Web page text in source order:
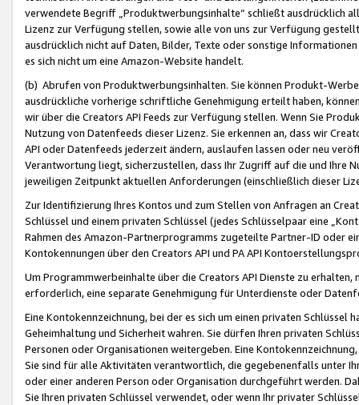
verwendete Begriff „Produktwerbungsinhalte“ schließt ausdrücklich
Lizenz zur Verfügung stellen, sowie alle von uns zur Verfügung
ausdrücklich nicht auf Daten, Bilder, Texte oder sonstige
es sich nicht um eine Amazon-Website handelt.
(b) Abrufen von Produktwerbungsinhalten. Sie können Produkt-
ausdrückliche vorherige schriftliche Genehmigung erteilt haben,
wir über die Creators API Feeds zur Verfügung stellen. Wenn Sie
Nutzung von Datenfeeds dieser Lizenz. Sie erkennen an, dass wir
API oder Datenfeeds jederzeit ändern, auslaufen lassen oder neu
Verantwortung liegt, sicherzustellen, dass Ihr Zugriff auf die und Ihre
jeweiligen Zeitpunkt aktuellen Anforderungen (einschließlich dieser
Zur Identifizierung Ihres Kontos und zum Stellen von Anfragen an
Schlüssel und einem privaten Schlüssel (jedes Schlüsselpaar eine
Rahmen des Amazon-Partnerprogramms zugeteilte Partner-ID oder
Kontokennungen über den Creators API und PA API
Um Programmwerbeinhalte über die Creators API Dienste zu
erforderlich, eine separate Genehmigung für Unterdienste oder
Eine Kontokennzeichnung, bei der es sich um einen privaten
Geheimhaltung und Sicherheit wahren. Sie dürfen Ihren privaten
Personen oder Organisationen weitergeben. Eine
Sie sind für alle Aktivitäten verantwortlich, die gegebenenfalls unter
oder einer anderen Person oder Organisation durchgeführt werden.
Sie Ihren privaten Schlüssel verwendet, oder wenn Ihr privater